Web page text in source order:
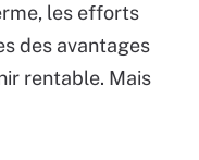
les efforts
des avantages
rentable. Mais